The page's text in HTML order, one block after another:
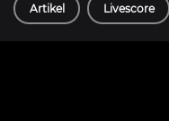
Artikel Livescore